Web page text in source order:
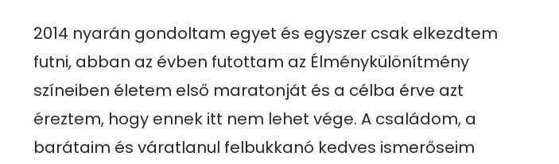
2014 nyarán gondoltam egyet és egyszer csak elkezdtem
futni, abban az évben futottam az Élménykülönítmény
színeiben életem első maratonját és a célba érve azt
éreztem, hogy ennek itt nem lehet vége. A családom, a
barátaim és váratlanul felbukkanó kedves ismerőseim